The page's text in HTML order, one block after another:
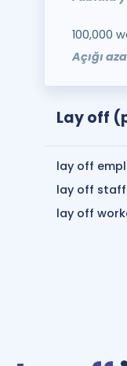
100,000
Açığı
Lay off
lay off
lay off staff
lay off